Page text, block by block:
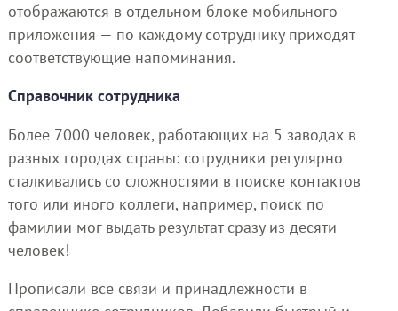
отображаются в отдельном блоке мобильного
приложения — по каждому сотруднику приходят
соответствующие напоминания.
Справочник сотрудника
Более 7000 человек, работающих на 5 заводах в
разных городах страны: сотрудники регулярно
сталкивались со сложностями в поиске контактов
того или иного коллеги, например, поиск по
фамилии мог выдать результат сразу из десяти
человек!
Прописали все связи и принадлежности в